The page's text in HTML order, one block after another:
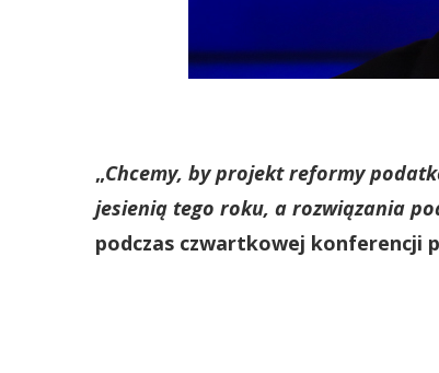
„Chcemy, by projekt reformy
jesienią tego roku, a rozwiązania
podczas czwartkowej konferencji